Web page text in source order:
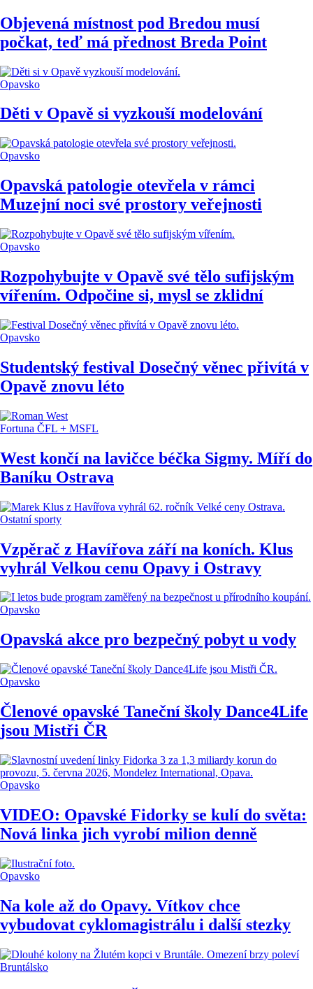
Objevená místnost pod Bredou musí
počkat, teď má přednost Breda Point
Opavsko
Děti v Opavě si vyzkouší modelování
Opavsko
Opavská patologie otevřela v rámci
Muzejní noci své prostory veřejnosti
Opavsko
Rozpohybujte v Opavě své tělo sufijským
vířením. Odpočine si, mysl se zklidní
Opavsko
Studentský festival Dosečný věnec přivítá v
Opavě znovu léto
Fortuna ČFL + MSFL
West končí na lavičce béčka Sigmy. Míří do
Baníku Ostrava
Ostatní sporty
Vzpěrač z Havířova září na koních. Klus
vyhrál Velkou cenu Opavy i Ostravy
Opavsko
Opavská akce pro bezpečný pobyt u vody
Opavsko
Členové opavské Taneční školy Dance4Life
jsou Mistři ČR
Opavsko
VIDEO: Opavské Fidorky se kulí do světa:
Nová linka jich vyrobí milion denně
Opavsko
Na kole až do Opavy. Vítkov chce
vybudovat cyklomagistrálu i další stezky
Bruntálsko